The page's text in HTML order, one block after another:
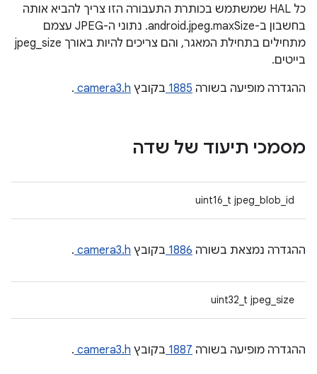
כל HAL שמשתמש בכותרת התעבורה הזו צריך להביא אותה
בחשבון ב-android.jpeg.maxSize. נתוני ה-JPEG עצמם
מתחילים בתחילת המאגר, והם צריכים להיות באורך jpeg_size
בייטים.
ההגדרה מופיעה בשורה 1885 בקובץ camera3.h
.
מסמכי תיעוד של שדה
uint16_t jpeg_blob_id
ההגדרה נמצאת בשורה 1886 בקובץ camera3.h
.
uint32_t jpeg_size
ההגדרה מופיעה בשורה 1887 בקובץ camera3.h
.